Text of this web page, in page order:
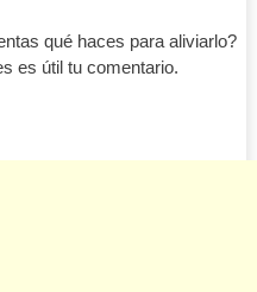
qué haces para aliviarlo?
es útil tu comentario.